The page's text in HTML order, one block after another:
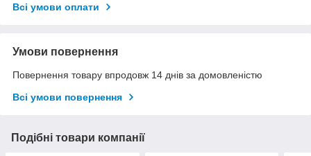
Всі умови оплати
Умови повернення
Повернення товару впродовж 14 днів за домовленістю
Всі умови повернення
Подібні товари компанії